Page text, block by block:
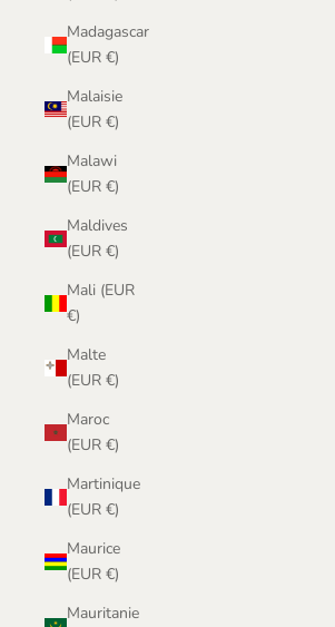
Madagascar
(EUR €)
Malaisie
(EUR €)
Malawi
(EUR €)
Maldives
(EUR €)
Mali (EUR
€)
Malte
(EUR €)
Maroc
(EUR €)
Martinique
(EUR €)
Maurice
(EUR €)
Mauritanie